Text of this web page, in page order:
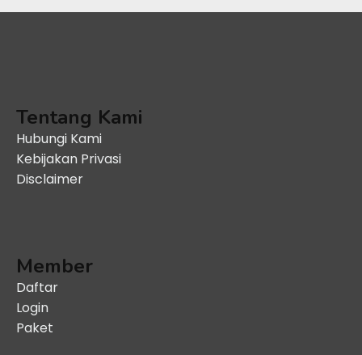
Tentang Kami
Hubungi Kami
Kebijakan Privasi
Disclaimer
Member
Daftar
Login
Paket